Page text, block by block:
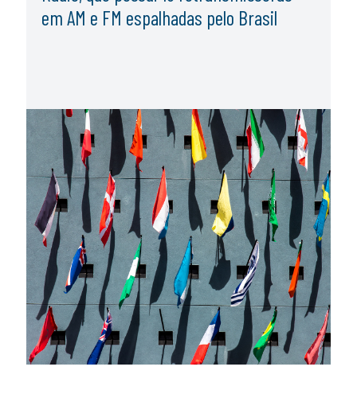
em AM e FM espalhadas pelo Brasil